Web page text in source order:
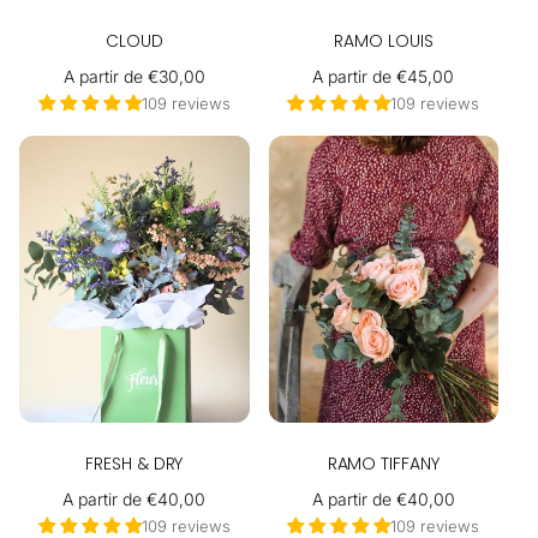
CLOUD
Precio
habitual
A partir de €30,00
109 reviews
RAMO LOUIS
Precio
habitual
A partir de €45,00
109 reviews
FRESH & DRY
Precio
habitual
A partir de €40,00
109 reviews
RAMO TIFFANY
Precio
habitual
A partir de €40,00
109 reviews